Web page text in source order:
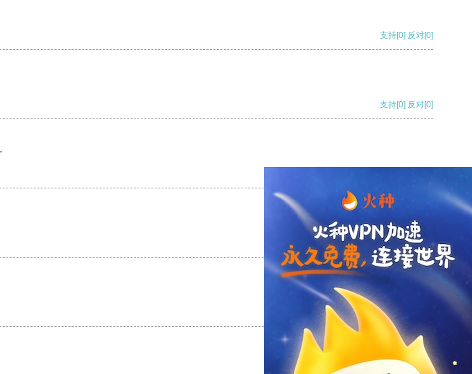
支持[0] 反对[0]
支持[0] 反对[0]
支持 [0] 反对 [0]
支持